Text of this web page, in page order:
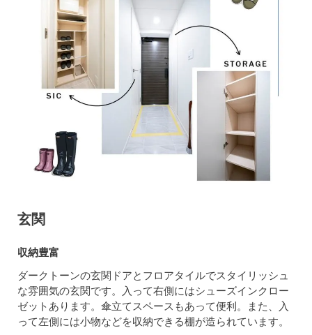
玄関
収納豊富
ダークトーンの玄関ドアとフロアタイルでスタイリッシュ
な雰囲気の玄関です。入って右側にはシューズインクロー
ゼットあります。傘立てスペースもあって便利。また、入
って左側には小物などを収納できる棚が造られています。